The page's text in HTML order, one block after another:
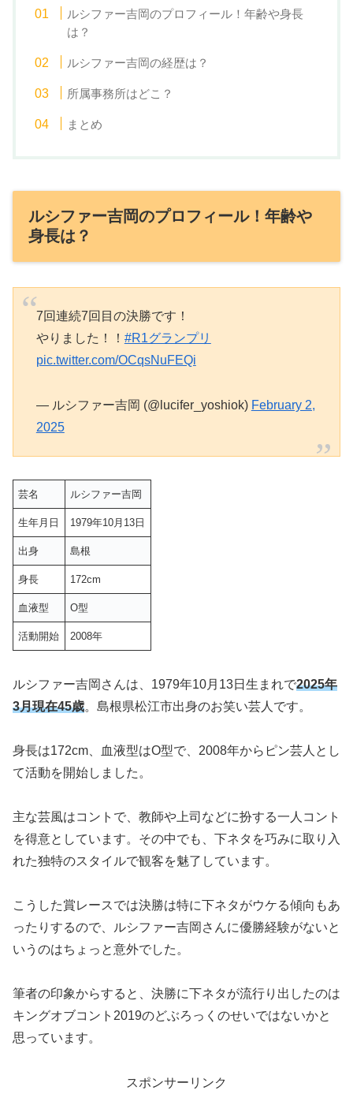
ルシファー吉岡のプロフィール！年齢や身長
は？
ルシファー吉岡の経歴は？
所属事務所はどこ？
まとめ
ルシファー吉岡のプロフィール！年齢や
身長は？
7回連続7回目の決勝です！
やりました！！ #R1グランプリ
pic.twitter.com/OCqsNuFEQi
— ルシファー吉岡 (@lucifer_yoshiok) February 2,
2025
芸名 ルシファー吉岡
生年月日 1979年10月13日
出身 島根
身長 172cm
血液型 O型
活動開始 2008年
ルシファー吉岡さんは、1979年10月13日生まれで2025年
3月現在45歳。島根県松江市出身のお笑い芸人です。
身長は172cm、血液型はO型で、2008年からピン芸人とし
て活動を開始しました。
主な芸風はコントで、教師や上司などに扮する一人コント
を得意としています。その中でも、下ネタを巧みに取り入
れた独特のスタイルで観客を魅了しています。
こうした賞レースでは決勝は特に下ネタがウケる傾向もあ
ったりするので、ルシファー吉岡さんに優勝経験がないと
いうのはちょっと意外でした。
筆者の印象からすると、決勝に下ネタが流行り出したのは
キングオブコント2019のどぶろっくのせいではないかと
思っています。
スポンサーリンク